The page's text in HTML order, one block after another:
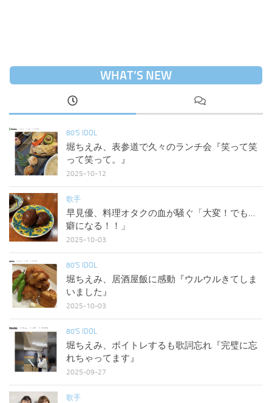
WHAT’S NEW
80'S IDOL
堀ちえみ、表参道で久々のランチ会『笑って笑
って笑って。』
2025-10-12
歌手
早見優、料理オタクの血が騒ぐ「大変！でも…
癖になる！！」
2025-10-03
80'S IDOL
堀ちえみ、居酒屋飯に感動『ウルウルきてしま
いました』
2025-10-03
80'S IDOL
堀ちえみ、ボイトレするも歌詞忘れ『完璧に忘
れちゃってます』
2025-09-27
歌手